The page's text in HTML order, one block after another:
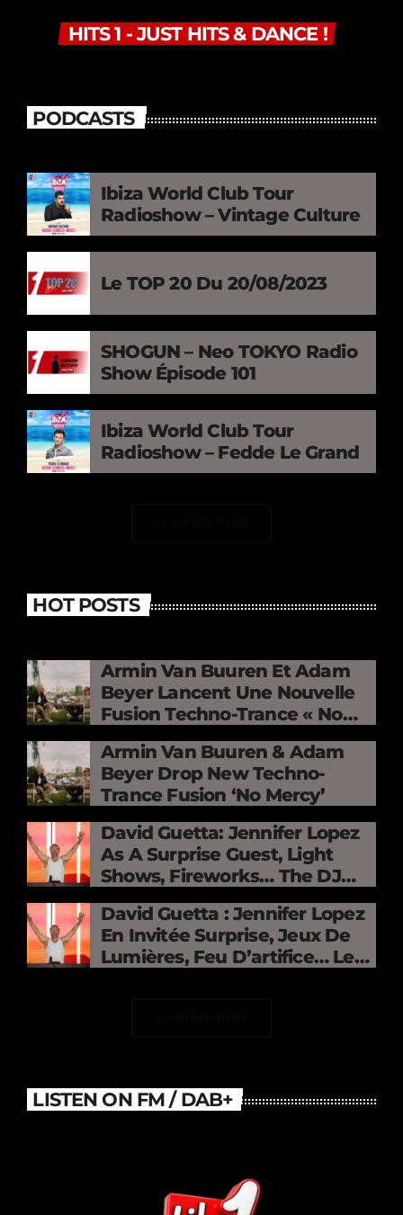
HITS 1 - JUST HITS & DANCE !
PODCASTS
Ibiza World Club Tour
Radioshow – Vintage Culture
Le TOP 20 Du 20/08/2023
SHOGUN – Neo TOKYO Radio
Show Épisode 101
Ibiza World Club Tour
Radioshow – Fedde Le Grand
HOT POSTS
Armin Van Buuren Et Adam
Beyer Lancent Une Nouvelle
Fusion Techno-Trance « No
Mercy »
Armin Van Buuren & Adam
Beyer Drop New Techno-
Trance Fusion ‘No Mercy’
David Guetta: Jennifer Lopez
As A Surprise Guest, Light
Shows, Fireworks… The DJ
Electrifies The Stade De
France
David Guetta : Jennifer Lopez
En Invitée Surprise, Jeux De
Lumières, Feu D’artifice… Le
LISTEN ON FM / DAB+